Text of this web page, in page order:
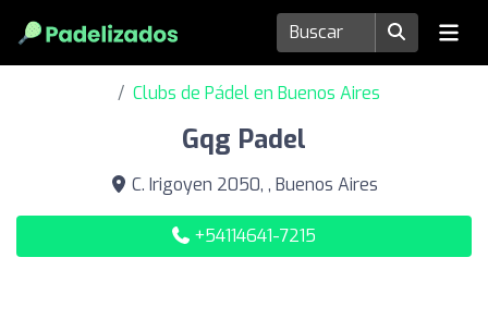
Clubs de Pádel en Buenos Aires
Gqg Padel
C. Irigoyen 2050, , Buenos Aires
+54114641-7215